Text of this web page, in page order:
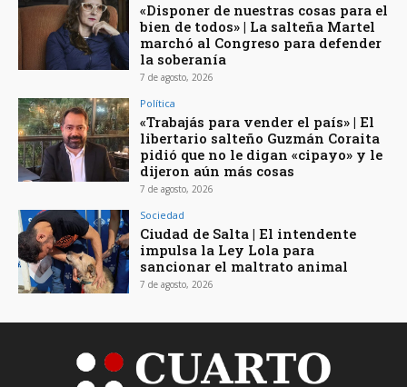
«Disponer de nuestras cosas para el
bien de todos» | La salteña Martel
marchó al Congreso para defender
la soberanía
7 de agosto, 2026
Política
«Trabajás para vender el país» | El
libertario salteño Guzmán Coraita
pidió que no le digan «cipayo» y le
dijeron aún más cosas
7 de agosto, 2026
Sociedad
Ciudad de Salta | El intendente
impulsa la Ley Lola para
sancionar el maltrato animal
7 de agosto, 2026